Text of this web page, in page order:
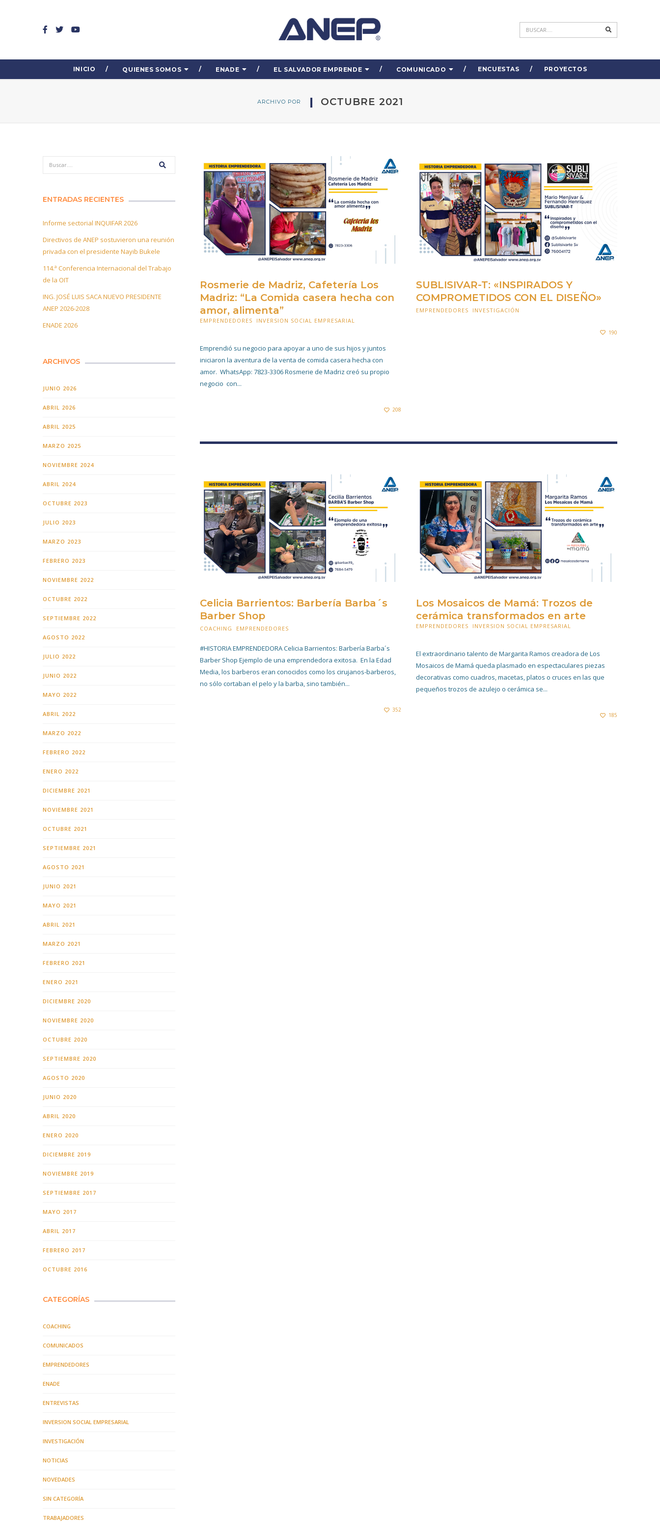
INICIO QUIENES SOMOS ENADE EL SALVADOR EMPRENDE COMUNICADO ENCUESTAS PROYECTOS
ARCHIVO POR OCTUBRE 2021
Rosmerie de Madriz, Cafetería Los
Madriz: “La Comida casera hecha con
amor, alimenta”
EMPRENDEDORES
INVERSION SOCIAL EMPRESARIAL
Emprendió su negocio para apoyar a uno de sus hijos y juntos
iniciaron la aventura de la venta de comida casera hecha con
amor. WhatsApp: 7823-3306 Rosmerie de Madriz creó su propio
negocio con...
208
SUBLISIVAR-T: «INSPIRADOS Y
COMPROMETIDOS CON EL DISEÑO»
EMPRENDEDORES INVESTIGACIÓN
190
Celicia Barrientos: Barbería Barba´s
Barber Shop
COACHING EMPRENDEDORES
#HISTORIA EMPRENDEDORA Celicia Barrientos: Barbería Barba´s
Barber Shop Ejemplo de una emprendedora exitosa. En la Edad
Media, los barberos eran conocidos como los cirujanos-barberos,
no sólo cortaban el pelo y la barba, sino también...
352
Los Mosaicos de Mamá: Trozos de
cerámica transformados en arte
EMPRENDEDORES
INVERSION SOCIAL EMPRESARIAL
El extraordinario talento de Margarita Ramos creadora de Los
Mosaicos de Mamá queda plasmado en espectaculares piezas
decorativas como cuadros, macetas, platos o cruces en las que
pequeños trozos de azulejo o cerámica se...
185
ENTRADAS RECIENTES
Informe sectorial INQUIFAR 2026
Directivos de ANEP sostuvieron una reunión
privada con el presidente Nayib Bukele
114.ª Conferencia Internacional del Trabajo
de la OIT
ING. JOSÉ LUIS SACA NUEVO PRESIDENTE
ANEP 2026-2028
ENADE 2026
ARCHIVOS
JUNIO 2026
ABRIL 2026
ABRIL 2025
MARZO 2025
NOVIEMBRE 2024
ABRIL 2024
OCTUBRE 2023
JULIO 2023
MARZO 2023
FEBRERO 2023
NOVIEMBRE 2022
OCTUBRE 2022
SEPTIEMBRE 2022
AGOSTO 2022
JULIO 2022
JUNIO 2022
MAYO 2022
ABRIL 2022
MARZO 2022
FEBRERO 2022
ENERO 2022
DICIEMBRE 2021
NOVIEMBRE 2021
OCTUBRE 2021
SEPTIEMBRE 2021
AGOSTO 2021
JUNIO 2021
MAYO 2021
ABRIL 2021
MARZO 2021
FEBRERO 2021
ENERO 2021
DICIEMBRE 2020
NOVIEMBRE 2020
OCTUBRE 2020
SEPTIEMBRE 2020
AGOSTO 2020
JUNIO 2020
ABRIL 2020
ENERO 2020
DICIEMBRE 2019
NOVIEMBRE 2019
SEPTIEMBRE 2017
MAYO 2017
ABRIL 2017
FEBRERO 2017
OCTUBRE 2016
CATEGORÍAS
COACHING
COMUNICADOS
EMPRENDEDORES
ENADE
ENTREVISTAS
INVERSION SOCIAL EMPRESARIAL
INVESTIGACIÓN
NOTICIAS
NOVEDADES
SIN CATEGORÍA
TRABAJADORES